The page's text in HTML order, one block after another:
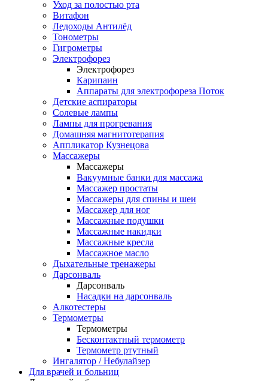
Уход за полостью рта
Витафон
Ледоходы Антилёд
Тонометры
Гигрометры
Электрофорез
Электрофорез
Карипаин
Аппараты для электрофореза Поток
Детские аспираторы
Солевые лампы
Лампы для прогревания
Домашняя магнитотерапия
Аппликатор Кузнецова
Массажеры
Массажеры
Вакуумные банки для массажа
Массажер простаты
Массажеры для спины и шеи
Массажер для ног
Массажные подушки
Массажные накидки
Массажные кресла
Массажное масло
Дыхательные тренажеры
Дарсонваль
Дарсонваль
Насадки на дарсонваль
Алкотестеры
Термометры
Термометры
Бесконтактный термометр
Термометр ртутный
Ингалятор / Небулайзер
Для врачей и больниц